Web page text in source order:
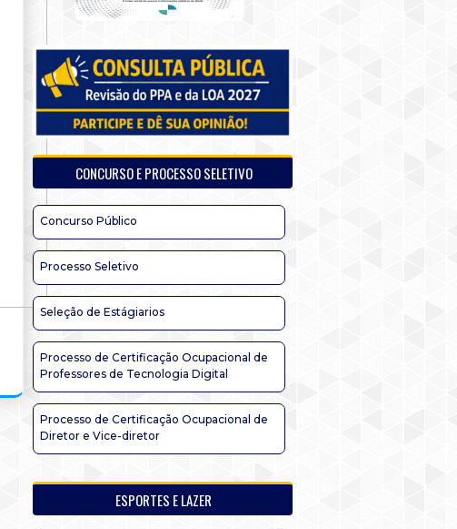
CONCURSO E PROCESSO SELETIVO
Concurso Público
Processo Seletivo
Seleção de Estágiarios
Processo de Certificação Ocupacional de
Professores de Tecnologia Digital
Processo de Certificação Ocupacional de
Diretor e Vice-diretor
ESPORTES E LAZER